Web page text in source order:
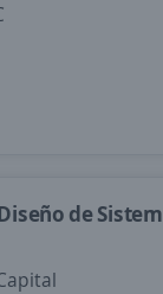
de